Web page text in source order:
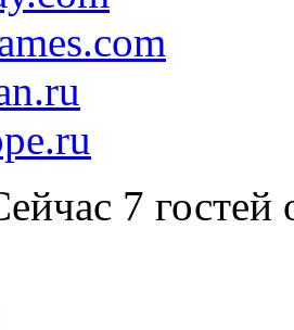
7 гостей